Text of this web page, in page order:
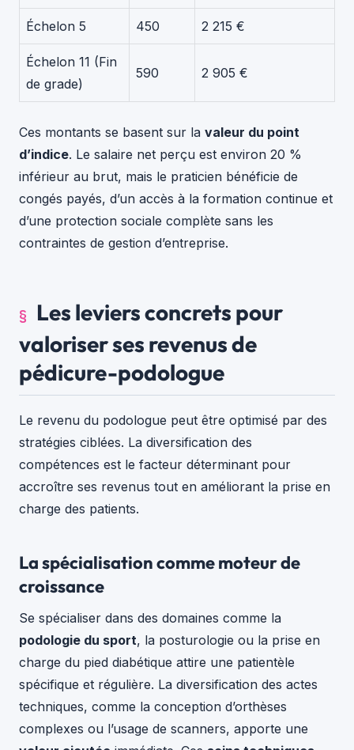
Échelon 5 450 2 215 €
Échelon 11 (Fin
de grade)
590 2 905 €
Ces montants se basent sur la valeur du point
d’indice. Le salaire net perçu est environ 20 %
inférieur au brut, mais le praticien bénéficie de
congés payés, d’un accès à la formation continue et
d’une protection sociale complète sans les
contraintes de gestion d’entreprise.
Les leviers concrets pour
valoriser ses revenus de
pédicure-podologue
Le revenu du podologue peut être optimisé par des
stratégies ciblées. La diversification des
compétences est le facteur déterminant pour
accroître ses revenus tout en améliorant la prise en
charge des patients.
La spécialisation comme moteur de
croissance
Se spécialiser dans des domaines comme la
podologie du sport, la posturologie ou la prise en
charge du pied diabétique attire une patientèle
spécifique et régulière. La diversification des actes
techniques, comme la conception d’orthèses
complexes ou l’usage de scanners, apporte une